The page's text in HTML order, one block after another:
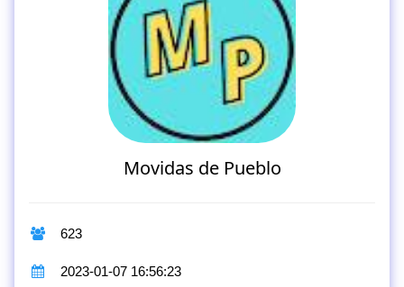
Movidas de Pueblo
623
2023-01-07 16:56:23